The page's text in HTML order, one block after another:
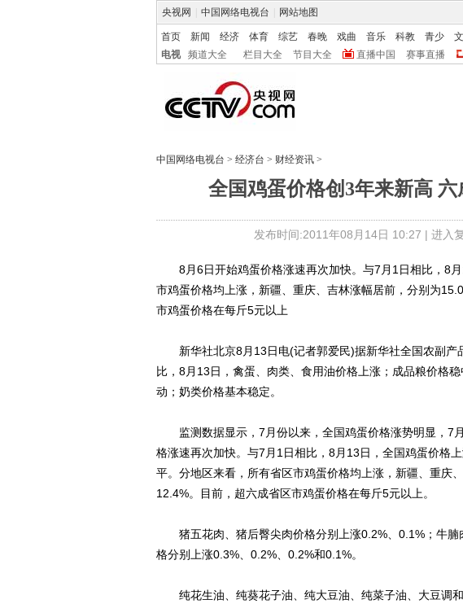
央视网 中国网络电视台 网站地图
首页 新闻 经济 体育 综艺 春晚 戏曲 音乐 科教 青少
电视
频道大全 栏目大全 节目大全 直播中国 赛事直播
中国网络电视台 > 经济台 > 财经资讯 >
全国鸡蛋价格创3年来新高
发布时间:2011年08月14日 10:27 | 进入
8月6日开始鸡蛋价格涨速再次加快。与7月1日相比，8月
市鸡蛋价格均上涨，新疆、重庆、吉林涨幅居前，分别为
市鸡蛋价格在每斤5元以上
新华社北京8月13日电(记者郭爱民)据新华社全国农副产
比，8月13日，禽蛋、肉类、食用油价格上涨；成品粮价格
动；奶类价格基本稳定。
监测数据显示，7月份以来，全国鸡蛋价格涨势明显，7
格涨速再次加快。与7月1日相比，8月13日，全国鸡蛋价格
平。分地区来看，所有省区市鸡蛋价格均上涨，新疆、重庆
12.4%。目前，超六成省区市鸡蛋价格在每斤5元以上。
猪五花肉、猪后臀尖肉价格分别上涨0.2%、0.1%；牛腩
格分别上涨0.3%、0.2%、0.2%和0.1%。
纯花生油、纯葵花子油、纯大豆油、纯菜子油、大豆调和